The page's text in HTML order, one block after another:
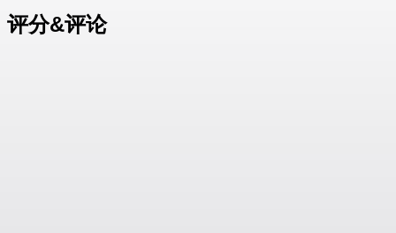
评分&评论